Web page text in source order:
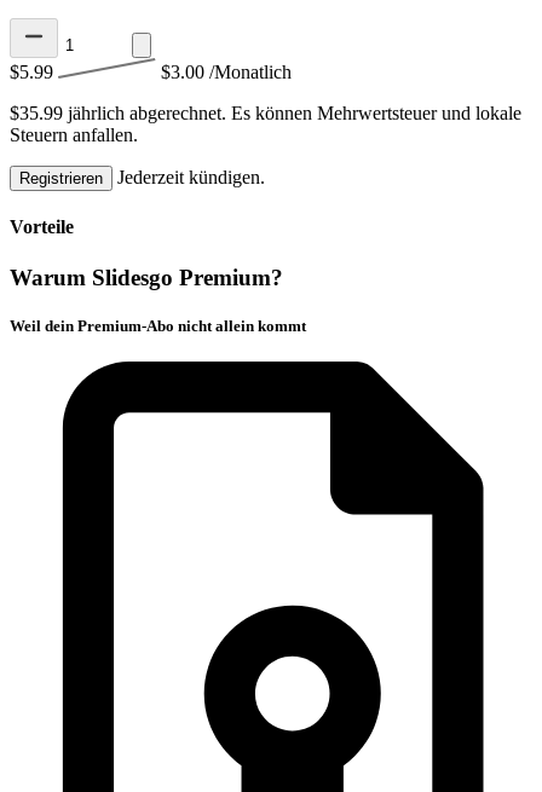
$5.99 $3.00 /Monatlich
$35.99 jährlich abgerechnet. Es können Mehrwertsteuer und lokale
Steuern anfallen.
Registrieren Jederzeit kündigen.
Vorteile
Warum Slidesgo Premium?
Weil dein Premium-Abo nicht allein kommt